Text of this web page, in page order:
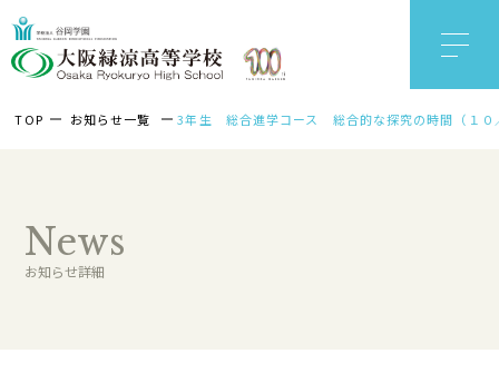
TOP お知らせ一覧 3年生 総合進学コース 総合的な探究の時間（１０
News
お知らせ詳細